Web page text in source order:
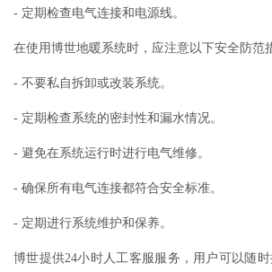
- 定期检查电气连接和电源线。
在使用博世地暖系统时，应注意以下安全防范
- 不要私自拆卸或改装系统。
- 定期检查系统的密封性和漏水情况。
- 避免在系统运行时进行电气维修。
- 确保所有电气连接都符合安全标准。
- 定期进行系统维护和保养。
博世提供24小时人工客服服务，用户可以随时